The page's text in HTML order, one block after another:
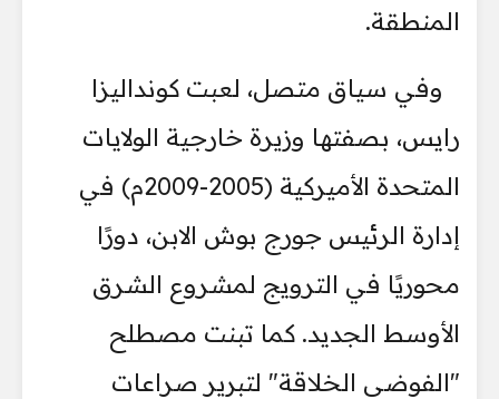
المنطقة.
وفي سياق متصل، لعبت كونداليزا
رايس، بصفتها وزيرة خارجية الولايات
المتحدة الأميركية (2005-2009م) في
إدارة الرئيس جورج بوش الابن، دورًا
محوريًا في الترويج لمشروع الشرق
الأوسط الجديد. كما تبنت مصطلح
"الفوضى الخلاقة" لتبرير صراعات